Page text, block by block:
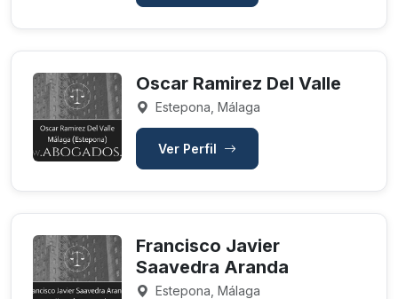
Oscar Ramirez Del Valle
Estepona, Málaga
Ver Perfil
Francisco Javier
Saavedra Aranda
Estepona, Málaga